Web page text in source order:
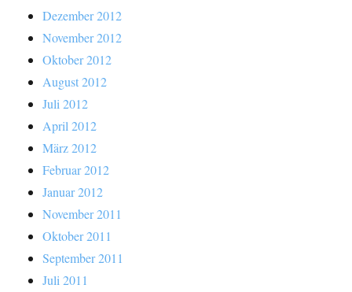
Dezember 2012
November 2012
Oktober 2012
August 2012
Juli 2012
April 2012
März 2012
Februar 2012
Januar 2012
November 2011
Oktober 2011
September 2011
Juli 2011